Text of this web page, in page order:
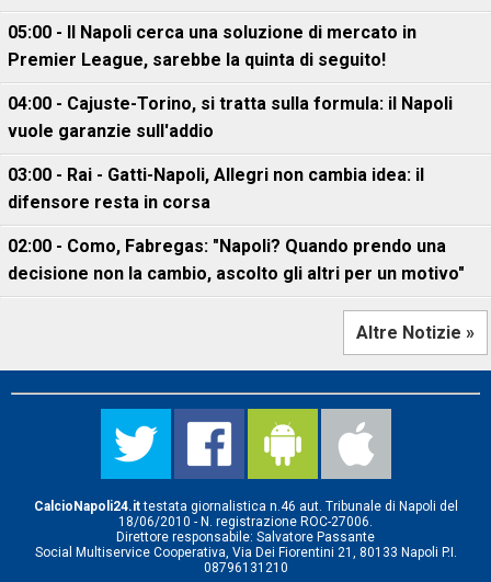
05:00 - Il Napoli cerca una soluzione di mercato in
Premier League, sarebbe la quinta di seguito!
04:00 - Cajuste-Torino, si tratta sulla formula: il Napoli
vuole garanzie sull'addio
03:00 - Rai - Gatti-Napoli, Allegri non cambia idea: il
difensore resta in corsa
02:00 - Como, Fabregas: "Napoli? Quando prendo una
decisione non la cambio, ascolto gli altri per un motivo"
Altre Notizie »
CalcioNapoli24.ittestata giornalistica n.46 aut. Tribunale di Napoli del
18/06/2010 - N. registrazione ROC-27006.
Direttore responsabile: Salvatore Passante
Social Multiservice Cooperativa, Via Dei Fiorentini 21, 80133 Napoli P.I.
08796131210